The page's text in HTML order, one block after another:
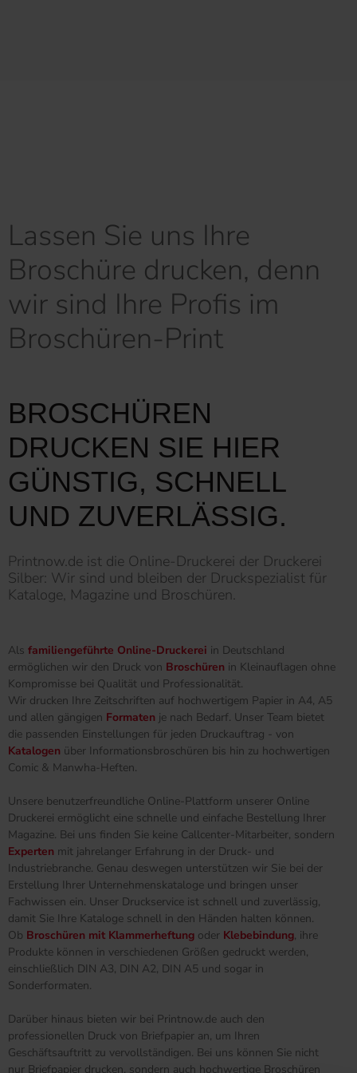
Lassen Sie uns Ihre
Broschüre drucken, denn
wir sind Ihre Profis im
Broschüren-Print
BROSCHÜREN
DRUCKEN SIE HIER
GÜNSTIG, SCHNELL
UND ZUVERLÄSSIG.
Printnow.de ist die Online-Druckerei der Druckerei
Silber: Wir sind und bleiben der Druckspezialist für
Kataloge, Magazine und Broschüren.
Als familiengeführte Online-Druckerei in Deutschland
ermöglichen wir den Druck von Broschüren in Kleinauflagen ohne
Kompromisse bei Qualität und Professionalität.
Wir drucken Ihre Zeitschriften auf hochwertigem Papier in A4, A5
und allen gängigen Formaten je nach Bedarf. Unser Team bietet
die passenden Einstellungen für jeden Druckauftrag - von
Katalogen über Informationsbroschüren bis hin zu hochwertigen
Comic & Manwha-Heften.
Unsere benutzerfreundliche Online-Plattform unserer Online
Druckerei ermöglicht eine schnelle und einfache Bestellung Ihrer
Magazine. Bei uns finden Sie keine Callcenter-Mitarbeiter, sondern
Experten mit jahrelanger Erfahrung in der Druck- und
Industriebranche. Genau deswegen unterstützen wir Sie bei der
Erstellung Ihrer Unternehmenskataloge und bringen unser
Fachwissen ein. Unser Druckservice ist schnell und zuverlässig,
damit Sie Ihre Kataloge schnell in den Händen halten können.
Ob Broschüren mit Klammerheftung oder Klebebindung, ihre
Produkte können in verschiedenen Größen gedruckt werden,
einschließlich DIN A3, DIN A2, DIN A5 und sogar in
Sonderformaten.
Darüber hinaus bieten wir bei Printnow.de auch den
professionellen Druck von Briefpapier an, um Ihren
Geschäftsauftritt zu vervollständigen. Bei uns können Sie nicht
nur Briefpapier drucken, sondern auch hochwertige Broschüren